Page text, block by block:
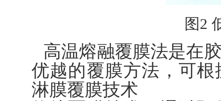
图2
高温熔融覆膜法是在
优越的覆膜方法，可
淋膜覆膜技术